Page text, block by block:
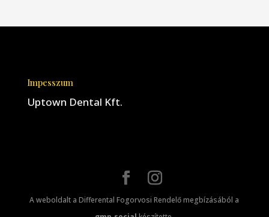
Impesszum
Uptown Dental Kft.
A weboldalt a Differental Fogorvosi Rendelő megbízásából a